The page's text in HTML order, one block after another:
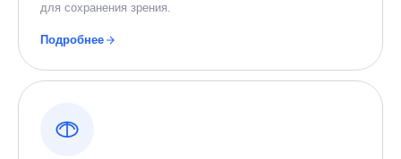
для сохранения зрения.
Подробнее